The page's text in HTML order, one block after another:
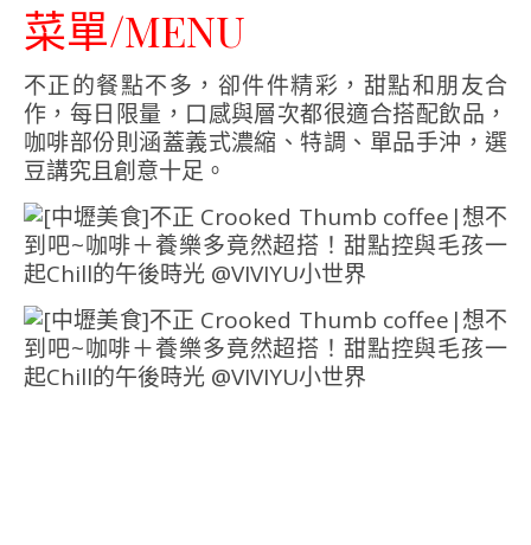
菜單/MENU
不正的餐點不多，卻件件精彩，甜點和朋友合
作，每日限量，口感與層次都很適合搭配飲品，
咖啡部份則涵蓋義式濃縮、特調、單品手沖，選
豆講究且創意十足。